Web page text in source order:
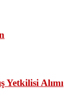
Yetkilisi Alımı